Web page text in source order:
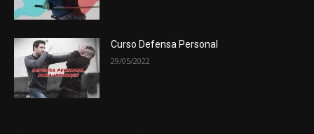
Curso Defensa Personal
29/05/2022